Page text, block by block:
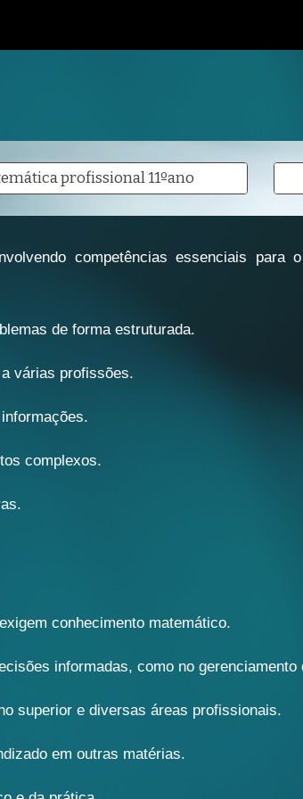
profissional 11ºano
competências essenciais
de forma estruturada.
várias profissões.
complexos.
conhecimento matemático.
informadas, como no gerenciamento
superior e diversas áreas profissionais.
em outras matérias.